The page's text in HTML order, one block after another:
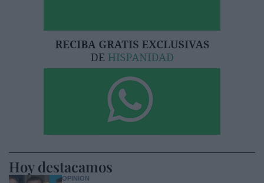
Hoy destacamos
OPINIÓN